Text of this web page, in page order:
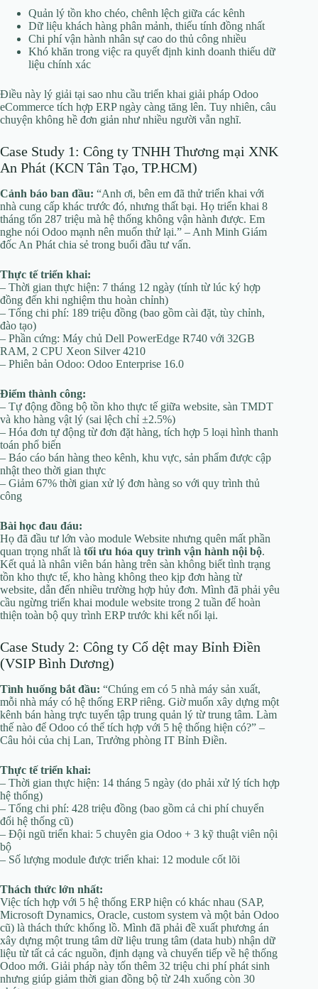
Quản lý tồn kho chéo, chênh lệch giữa các kênh
Dữ liệu khách hàng phân mảnh, thiếu tính đồng nhất
Chi phí vận hành nhân sự cao do thủ công nhiều
Khó khăn trong việc ra quyết định kinh doanh thiếu dữ
liệu chính xác
Điều này lý giải tại sao nhu cầu triển khai giải pháp Odoo
eCommerce tích hợp ERP ngày càng tăng lên. Tuy nhiên, câu
chuyện không hề đơn giản như nhiều người vẫn nghĩ.
Case Study 1: Công ty TNHH Thương mại XNK
An Phát (KCN Tân Tạo, TP.HCM)
Cảnh báo ban đầu: “Anh ơi, bên em đã thử triển khai với
nhà cung cấp khác trước đó, nhưng thất bại. Họ triển khai 8
tháng tốn 287 triệu mà hệ thống không vận hành được. Em
nghe nói Odoo mạnh nên muốn thử lại.” – Anh Minh Giám
đốc An Phát chia sẻ trong buổi đầu tư vấn.
Thực tế triển khai:
– Thời gian thực hiện: 7 tháng 12 ngày (tính từ lúc ký hợp
đồng đến khi nghiệm thu hoàn chỉnh)
– Tổng chi phí: 189 triệu đồng (bao gồm cài đặt, tùy chỉnh,
đào tạo)
– Phần cứng: Máy chủ Dell PowerEdge R740 với 32GB
RAM, 2 CPU Xeon Silver 4210
– Phiên bản Odoo: Odoo Enterprise 16.0
Điểm thành công:
– Tự động đồng bộ tồn kho thực tế giữa website, sàn TMDT
và kho hàng vật lý (sai lệch chỉ ±2.5%)
– Hóa đơn tự động từ đơn đặt hàng, tích hợp 5 loại hình thanh
toán phổ biến
– Báo cáo bán hàng theo kênh, khu vực, sản phẩm được cập
nhật theo thời gian thực
– Giảm 67% thời gian xử lý đơn hàng so với quy trình thủ
công
Bài học đau đáu:
Họ đã đầu tư lớn vào module Website nhưng quên mất phần
quan trọng nhất là tối ưu hóa quy trình vận hành nội bộ.
Kết quả là nhân viên bán hàng trên sàn không biết tình trạng
tồn kho thực tế, kho hàng không theo kịp đơn hàng từ
website, dẫn đến nhiều trường hợp hủy đơn. Mình đã phải yêu
cầu ngừng triển khai module website trong 2 tuần để hoàn
thiện toàn bộ quy trình ERP trước khi kết nối lại.
Case Study 2: Công ty Cổ dệt may Bỉnh Điền
(VSIP Bình Dương)
Tình huống bắt đầu: “Chúng em có 5 nhà máy sản xuất,
mỗi nhà máy có hệ thống ERP riêng. Giờ muốn xây dựng một
kênh bán hàng trực tuyến tập trung quản lý từ trung tâm. Làm
thế nào để Odoo có thể tích hợp với 5 hệ thống hiện có?” –
Câu hỏi của chị Lan, Trưởng phòng IT Bỉnh Điền.
Thực tế triển khai:
– Thời gian thực hiện: 14 tháng 5 ngày (do phải xử lý tích hợp
hệ thống)
– Tổng chi phí: 428 triệu đồng (bao gồm cả chi phí chuyển
đổi hệ thống cũ)
– Đội ngũ triển khai: 5 chuyên gia Odoo + 3 kỹ thuật viên nội
bộ
– Số lượng module được triển khai: 12 module cốt lõi
Thách thức lớn nhất:
Việc tích hợp với 5 hệ thống ERP hiện có khác nhau (SAP,
Microsoft Dynamics, Oracle, custom system và một bản Odoo
cũ) là thách thức khổng lồ. Mình đã phải đề xuất phương án
xây dựng một trung tâm dữ liệu trung tâm (data hub) nhận dữ
liệu từ tất cả các nguồn, định dạng và chuyển tiếp về hệ thống
Odoo mới. Giải pháp này tốn thêm 32 triệu chi phí phát sinh
nhưng giúp giảm thời gian đồng bộ từ 24h xuống còn 30